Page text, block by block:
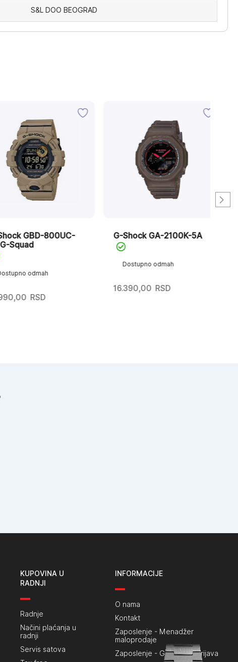
S&L DOO BEOGRAD
odmah
GBD-800UC-
RSD
Dostupno odmah
G-Shock GA-2100K-5A
16.390,00 RSD
KUPOVINA U
RADNJI
Radnje
Načini plaćanja u
radnji
Servis satova
INFORMACIJE
O nama
Kontakt
Zaposlenje - Menadžer
maloprodaje
Zaposlenje - Generalna prijava